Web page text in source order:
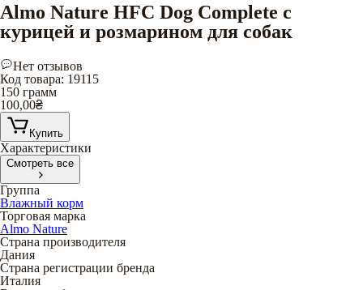
Almo Nature HFC Dog Complete с
курицей и розмарином для собак
Нет отзывов
Код товара: 19115
150 грамм
100,00₴
Купить
Характеристики
Смотреть все
Группа
Влажный корм
Торговая марка
Almo Nature
Страна производителя
Дания
Страна регистрации бренда
Италия